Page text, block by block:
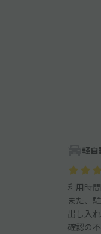
軽自
利用時
また、
出し入
確認の